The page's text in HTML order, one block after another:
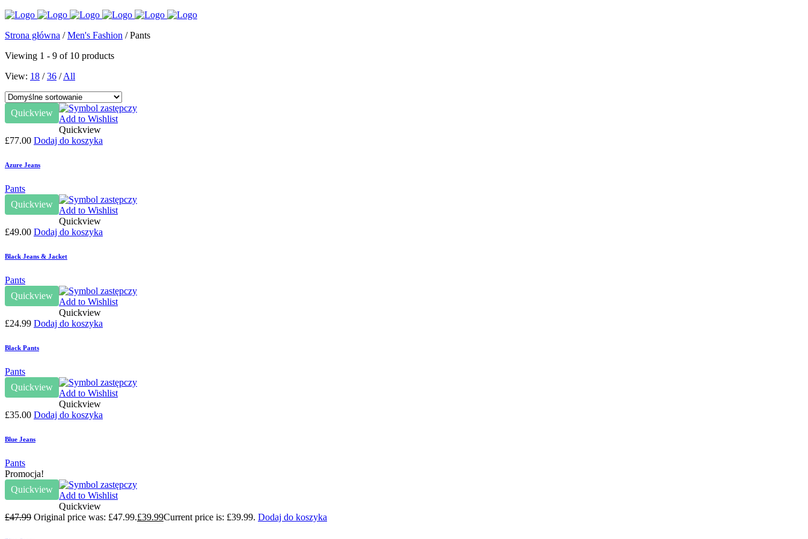
Strona główna /Men's Fashion / Pants
Viewing 1 - 9 of 10 products
View: 18 /36 /All
Quickview
Add to Wishlist
Quickview
£77.00 Dodaj do koszyka
Azure Jeans
Pants
Quickview
Add to Wishlist
Quickview
£49.00 Dodaj do koszyka
Black Jeans & Jacket
Pants
Quickview
Add to Wishlist
Quickview
£24.99 Dodaj do koszyka
Black Pants
Pants
Quickview
Add to Wishlist
Quickview
£35.00 Dodaj do koszyka
Blue Jeans
Pants
Promocja!
Quickview
Add to Wishlist
Quickview
£47.99 Original price was: £47.99.£39.99Current price is: £39.99. Dodaj do koszyka